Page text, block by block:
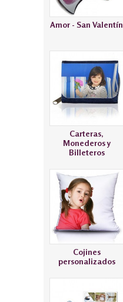
Amor - San Valentín
Carteras,
Monederos y
Billeteros
Cojines
personalizados